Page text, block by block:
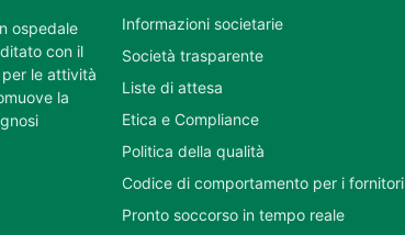
ospedale
con il
per le attività
la
Informazioni societarie
Società trasparente
Liste di attesa
Etica e Compliance
Politica della qualità
Codice di comportamento per i fornitori
Pronto soccorso in tempo reale